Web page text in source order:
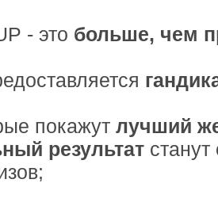
- это больше, чем
покажут лучший
результат